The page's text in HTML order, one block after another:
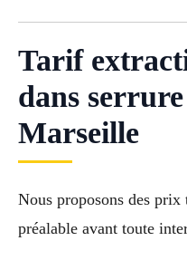
Tarif
dans
Marseille
Nous proposons des
préalable avant toute